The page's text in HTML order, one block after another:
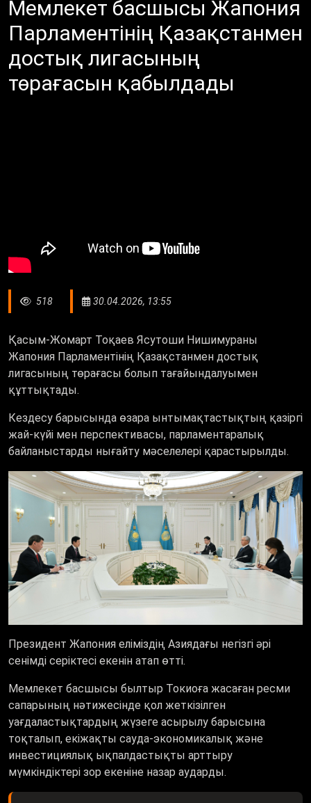
Мемлекет басшысы Жапония
Парламентінің Қазақстанмен
достық лигасының
төрағасын қабылдады
518 30.04.2026, 13:55
Қасым-Жомарт Тоқаев Ясутоши Нишимураны
Жапония Парламентінің Қазақстанмен достық
лигасының төрағасы болып тағайындалуымен
құттықтады.
Кездесу барысында өзара ынтымақтастықтың қазіргі
жай-күйі мен перспективасы, парламентаралық
байланыстарды нығайту мәселелері қарастырылды.
Президент Жапония еліміздің Азиядағы негізгі әрі
сенімді серіктесі екенін атап өтті.
Мемлекет басшысы былтыр Токиоға жасаған ресми
сапарының нәтижесінде қол жеткізілген
уағдаластықтардың жүзеге асырылу барысына
тоқталып, екіжақты сауда-экономикалық және
инвестициялық ықпалдастықты арттыру
мүмкіндіктері зор екеніне назар аударды.